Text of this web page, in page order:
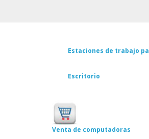
Estaciones de trabajo
Escritorio
Venta de computadoras